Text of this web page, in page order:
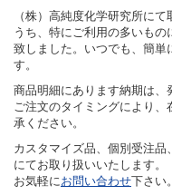
（株）高純度化学研究所に
うち、特にご利用の多いも
致しました。いつでも、簡単
す。
商品明細にあります納期は、
ご注文のタイミングにより、
承ください。
カスタマイズ品、個別受注
にてお取り扱いいたします。
お気軽にお問い合わせ下さい。